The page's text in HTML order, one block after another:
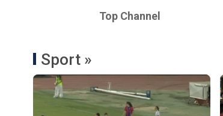
Top Channel
Sport »